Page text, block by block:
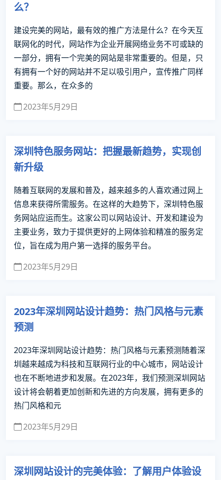
么？
建设完美的网站，最有效的推广方法是什么？在今天互
联网化的时代，网站作为企业开展网络业务不可或缺的
一部分，拥有一个完美的网站是非常重要的。但是，只
有拥有一个好的网站并不足以吸引用户，宣传推广同样
重要。那么，在众多的
2023年5月29日
深圳特色服务网站：把握最新趋势，实现创
新升级
随着互联网的发展和普及，越来越多的人喜欢通过网上
信息来获得所需服务。在这样的大趋势下，深圳特色服
务网站应运而生。这家公司以网站设计、开发和建设为
主要业务，致力于提供更好的上网体验和精准的服务定
位，旨在成为用户第一选择的服务平台。
2023年5月29日
2023年深圳网站设计趋势：热门风格与元素
预测
2023年深圳网站设计趋势：热门风格与元素预测随着深
圳越来越成为科技和互联网行业的中心城市，网站设计
也在不断地进步和发展。在2023年，我们预测深圳网站
设计将会朝着更加创新和先进的方向发展，拥有更多的
热门风格和元
2023年5月29日
深圳网站设计的完美体验：了解用户体验设